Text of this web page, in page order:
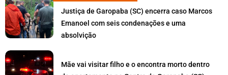
Justiça de Garopaba (SC) encerra caso Marcos
Emanoel com seis condenações e uma
absolvição
Mãe vai visitar filho e o encontra morto dentro